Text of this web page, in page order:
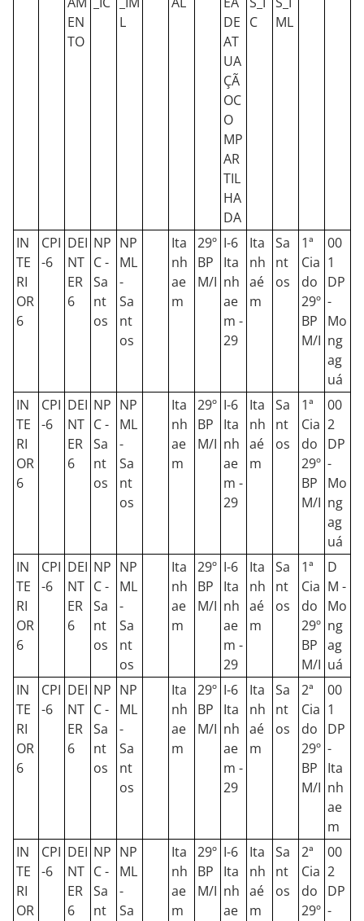
EN
TO
L
DE
AT
UA
ÇÃ
OC
O
MP
AR
TIL
HA
DA
C
ML
IN
TE
RI
OR
6
CPI
-6
DEI
NT
ER
6
NP
C -
Sa
nt
os
NP
ML
-
Sa
nt
os
Ita
nh
ae
m
29º
BP
M/I
I-6
Ita
nh
ae
m -
29
Ita
nh
aé
m
Sa
nt
os
1ª
Cia
do
29º
BP
M/I
00
1
DP
-
Mo
ng
ag
uá
IN
TE
RI
OR
6
CPI
-6
DEI
NT
ER
6
NP
C -
Sa
nt
os
NP
ML
-
Sa
nt
os
Ita
nh
ae
m
29º
BP
M/I
I-6
Ita
nh
ae
m -
29
Ita
nh
aé
m
Sa
nt
os
1ª
Cia
do
29º
BP
M/I
00
2
DP
-
Mo
ng
ag
uá
IN
TE
RI
OR
6
CPI
-6
DEI
NT
ER
6
NP
C -
Sa
nt
os
NP
ML
-
Sa
nt
os
Ita
nh
ae
m
29º
BP
M/I
I-6
Ita
nh
ae
m -
29
Ita
nh
aé
m
Sa
nt
os
1ª
Cia
do
29º
BP
M/I
D
M -
Mo
ng
ag
uá
IN
TE
RI
OR
6
CPI
-6
DEI
NT
ER
6
NP
C -
Sa
nt
os
NP
ML
-
Sa
nt
os
Ita
nh
ae
m
29º
BP
M/I
I-6
Ita
nh
ae
m -
29
Ita
nh
aé
m
Sa
nt
os
2ª
Cia
do
29º
BP
M/I
00
1
DP
-
Ita
nh
ae
m
IN
TE
RI
OR
CPI
-6
DEI
NT
ER
6
NP
C -
Sa
nt
NP
ML
-
Sa
Ita
nh
ae
m
29º
BP
M/I
I-6
Ita
nh
ae
Ita
nh
aé
m
Sa
nt
os
2ª
Cia
do
29º
00
2
DP
-